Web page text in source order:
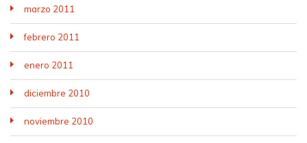
marzo 2011
febrero 2011
enero 2011
diciembre 2010
noviembre 2010